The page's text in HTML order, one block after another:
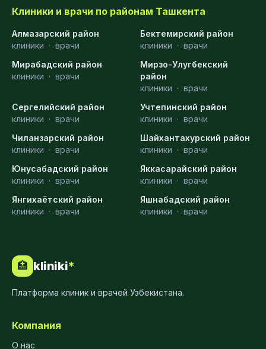
Клиники и врачи по районам Ташкента
Алмазарский район
клиники · врачи
Бектемирский район
клиники · врачи
Мирабадский район
клиники · врачи
Мирзо-Улугбекский
район
клиники · врачи
Сергелийский район
клиники · врачи
Учтепинский район
клиники · врачи
Чиланзарский район
клиники · врачи
Шайхантахурский район
клиники · врачи
Юнусабадский район
клиники · врачи
Яккасарайский район
клиники · врачи
Янгихаётский район
клиники · врачи
Яшнабадский район
клиники · врачи
🏥 kliniki*
Платформа клиник и врачей Узбекистана.
Компания
О нас